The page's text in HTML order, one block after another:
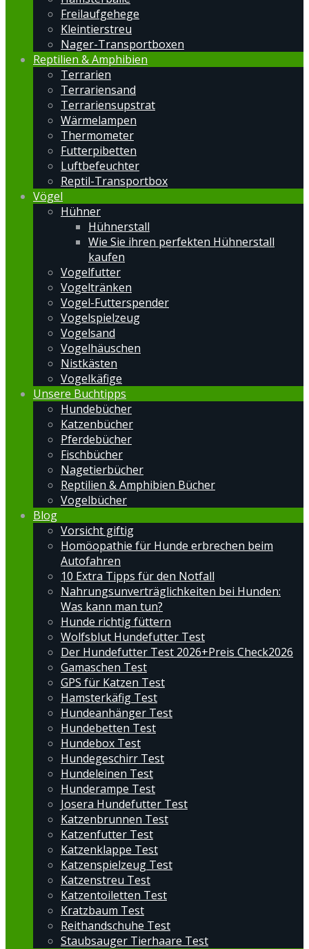
Freilaufgehege
Kleintierstreu
Nager-Transportboxen
Reptilien & Amphibien
Terrarien
Terrariensand
Terrariensupstrat
Wärmelampen
Thermometer
Futterpibetten
Luftbefeuchter
Reptil-Transportbox
Vögel
Hühner
Hühnerstall
Wie Sie ihren perfekten Hühnerstall
kaufen
Vogelfutter
Vogeltränken
Vogel-Futterspender
Vogelspielzeug
Vogelsand
Vogelhäuschen
Nistkästen
Vogelkäfige
Unsere Buchtipps
Hundebücher
Katzenbücher
Pferdebücher
Fischbücher
Nagetierbücher
Reptilien & Amphibien Bücher
Vogelbücher
Blog
Vorsicht giftig
Homöopathie für Hunde erbrechen beim
Autofahren
10 Extra Tipps für den Notfall
Nahrungsunverträglichkeiten bei Hunden:
Was kann man tun?
Hunde richtig füttern
Wolfsblut Hundefutter Test
Der Hundefutter Test 2026+Preis Check2026
Gamaschen Test
GPS für Katzen Test
Hamsterkäfig Test
Hundeanhänger Test
Hundebetten Test
Hundebox Test
Hundegeschirr Test
Hundeleinen Test
Hunderampe Test
Josera Hundefutter Test
Katzenbrunnen Test
Katzenfutter Test
Katzenklappe Test
Katzenspielzeug Test
Katzenstreu Test
Katzentoiletten Test
Kratzbaum Test
Reithandschuhe Test
Staubsauger Tierhaare Test